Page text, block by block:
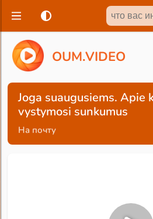
OUM.VIDEO
Joga suaugusiems. Apie
vystymosi sunkumus
На почту